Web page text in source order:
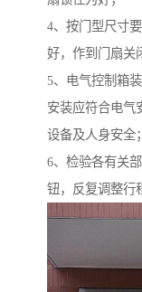
4、按门型尺寸
好，作到门扇关
5、电气控制箱
安装应符合电气
设备及人身安全；
6、检验各有关
钮，反复调整行